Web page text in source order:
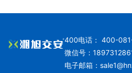
400电话： 400-
微信号：
电子邮箱：